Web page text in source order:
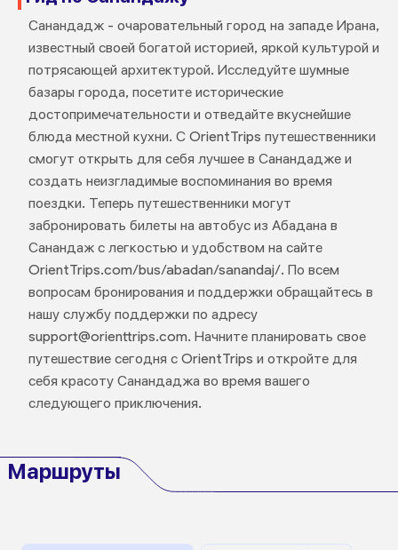
Санандадж - очаровательный город на западе Ирана,
известный своей богатой историей, яркой культурой и
потрясающей архитектурой. Исследуйте шумные
базары города, посетите исторические
достопримечательности и отведайте вкуснейшие
блюда местной кухни. С OrientTrips путешественники
смогут открыть для себя лучшее в Санандадже и
создать неизгладимые воспоминания во время
поездки. Теперь путешественники могут
забронировать билеты на автобус из Абадана в
Санандаж с легкостью и удобством на сайте
OrientTrips.com/bus/abadan/sanandaj/. По всем
вопросам бронирования и поддержки обращайтесь в
нашу службу поддержки по адресу
support@orienttrips.com. Начните планировать свое
путешествие сегодня с OrientTrips и откройте для
себя красоту Санандаджа во время вашего
следующего приключения.
Маршруты